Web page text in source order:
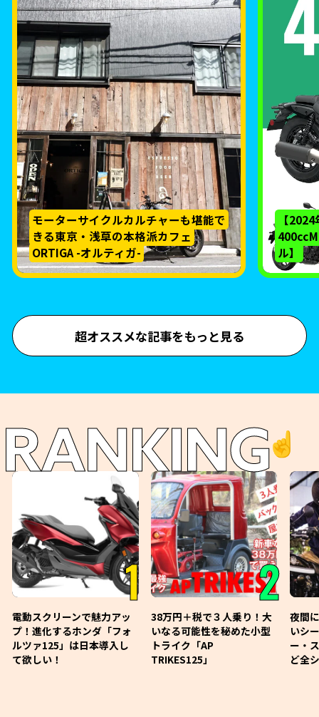
モーターサイクルカルチャーも堪能で
きる東京・浅草の本格派カフェ
ORTIGA -オルティガ-
【
ル】
超オススメな記事をもっと見る
RANKING☝️
1
電動スクリーンで魅力アッ
プ！進化するホンダ「フォ
ルツァ125」は日本導入し
て欲しい！
2
38万円＋税で３人乗り！大
いなる可能性を秘めた小型
トライク「AP
TRIKES125」
夜間
いシ
ー・
ど全